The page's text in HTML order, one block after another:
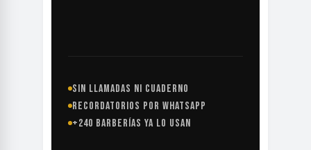
SIN LLAMADAS NI CUADERNO
RECORDATORIOS POR WHATSAPP
+240 BARBERÍAS YA LO USAN